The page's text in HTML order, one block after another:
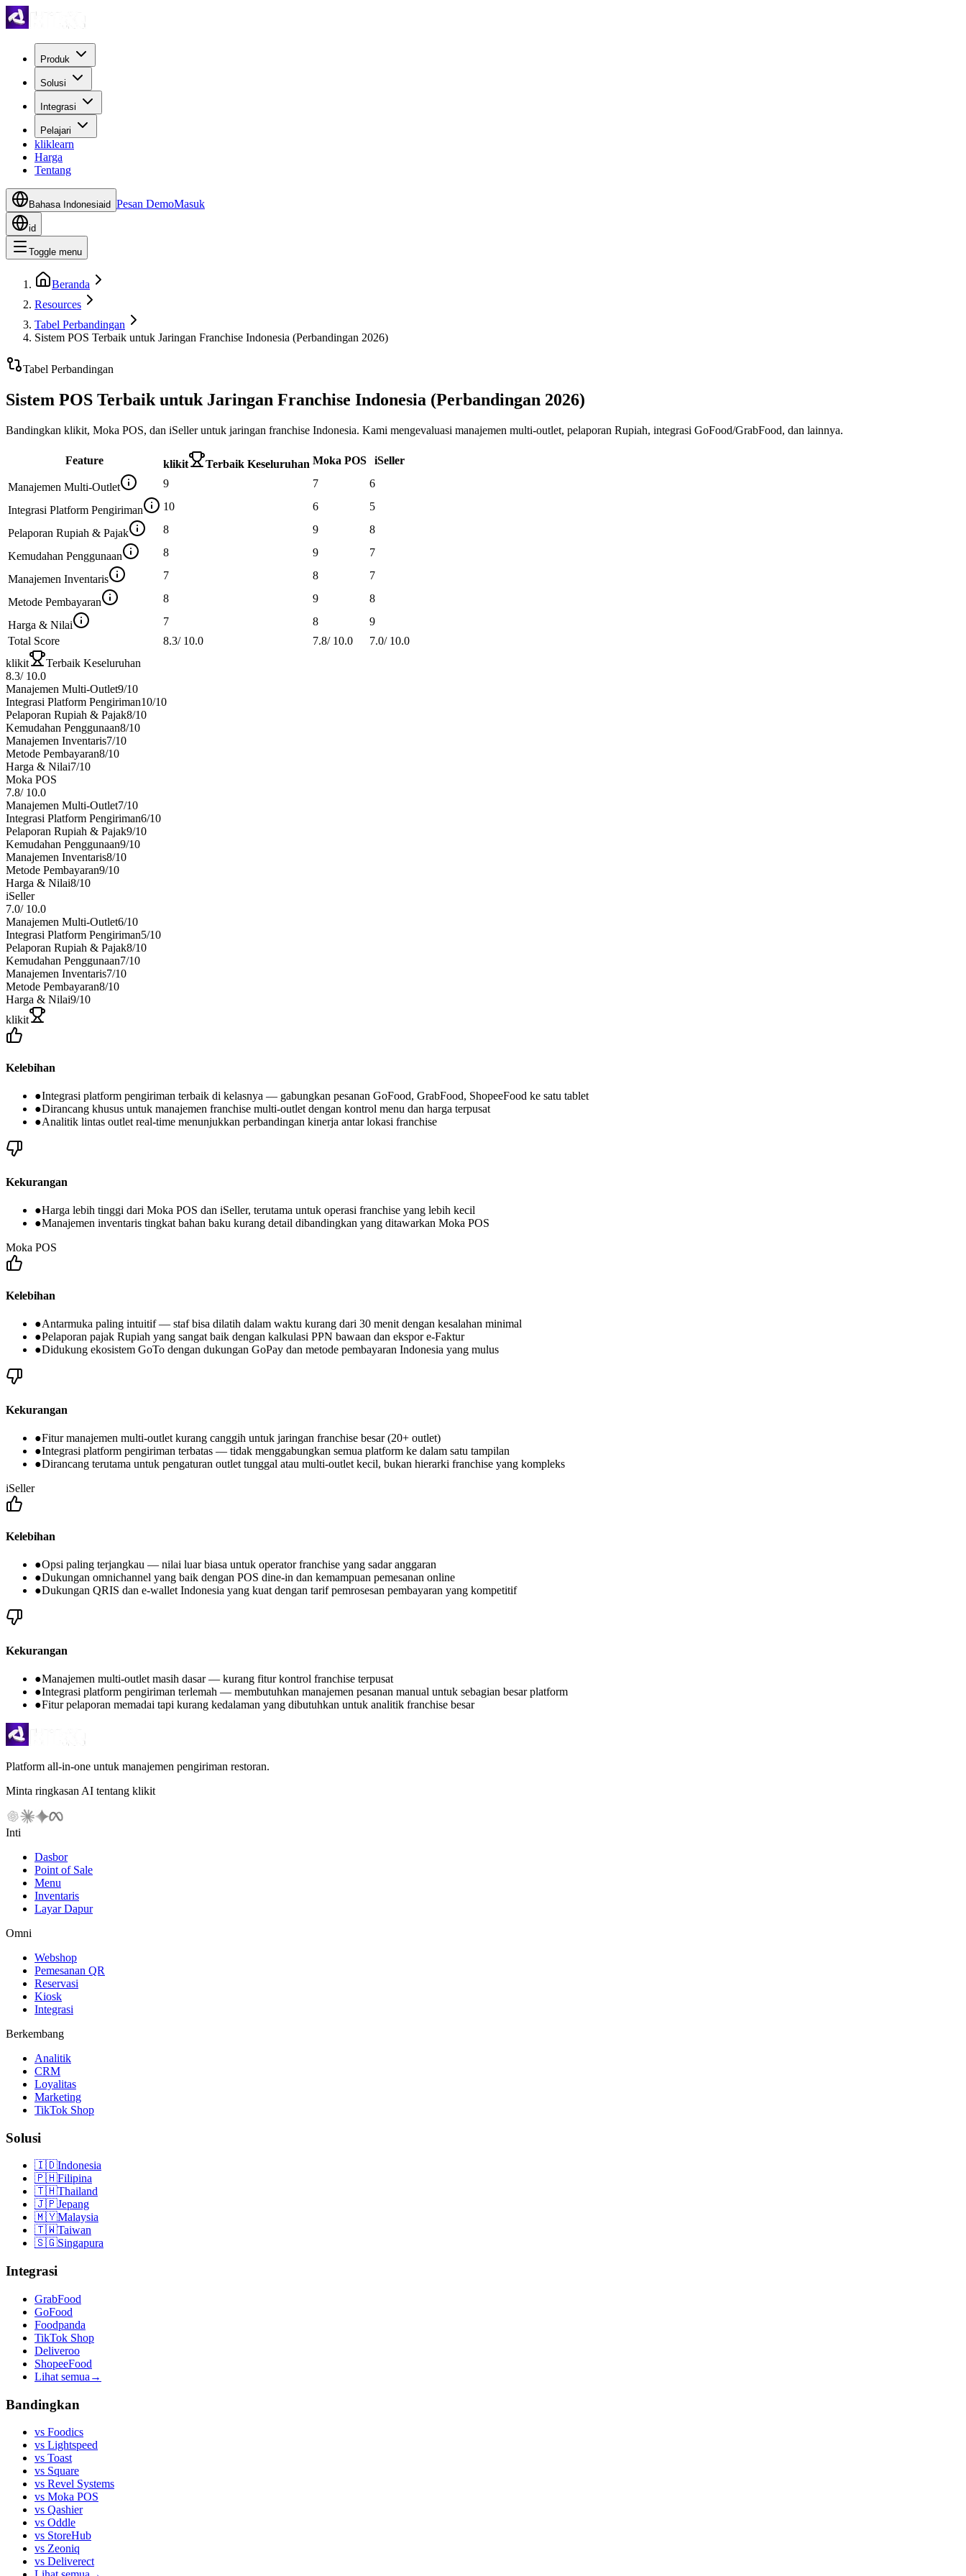
Produk
Solusi
Integrasi
Pelajari
kliklearn
Harga
Tentang
Bahasa Indonesiaid Pesan DemoMasuk
id
Toggle menu
Beranda
Resources
Tabel Perbandingan
Sistem POS Terbaik untuk Jaringan Franchise Indonesia (Perbandingan 2026)
Tabel Perbandingan
Sistem POS Terbaik untuk Jaringan Franchise Indonesia (Perbandingan 2026)
Bandingkan klikit, Moka POS, dan iSeller untuk jaringan franchise Indonesia. Kami mengevaluasi manajemen multi-outlet, pelaporan Rupiah, integrasi GoFood/GrabFood, dan lainnya.
Feature klikit Terbaik Keseluruhan Moka POS iSeller
Manajemen Multi-Outlet 9 7 6
Integrasi Platform Pengiriman 10 6 5
Pelaporan Rupiah & Pajak 8 9 8
Kemudahan Penggunaan 8 9 7
Manajemen Inventaris 7 8 7
Metode Pembayaran 8 9 8
Harga & Nilai 7 8
9
Total Score
8.3/ 10.0 7.8/ 10.0 7.0/ 10.0
klikit
Terbaik Keseluruhan
8.3/ 10.0
Manajemen Multi-Outlet9/10
Integrasi Platform Pengiriman10/10
Pelaporan Rupiah & Pajak8/10
Kemudahan Penggunaan8/10
Manajemen Inventaris7/10
Metode Pembayaran8/10
Harga & Nilai7/10
Moka POS
7.8/ 10.0
Manajemen Multi-Outlet7/10
Integrasi Platform Pengiriman6/10
Pelaporan Rupiah & Pajak9/10
Kemudahan Penggunaan9/10
Manajemen Inventaris8/10
Metode Pembayaran9/10
Harga & Nilai8/10
iSeller
7.0/ 10.0
Manajemen Multi-Outlet6/10
Integrasi Platform Pengiriman5/10
Pelaporan Rupiah & Pajak8/10
Kemudahan Penggunaan7/10
Manajemen Inventaris7/10
Metode Pembayaran8/10
Harga & Nilai9/10
klikit
Kelebihan
●Integrasi platform pengiriman terbaik di kelasnya — gabungkan pesanan GoFood, GrabFood, ShopeeFood ke satu tablet
●Dirancang khusus untuk manajemen franchise multi-outlet dengan kontrol menu dan harga terpusat
●Analitik lintas outlet real-time menunjukkan perbandingan kinerja antar lokasi franchise
Kekurangan
●Harga lebih tinggi dari Moka POS dan iSeller, terutama untuk operasi franchise yang lebih kecil
●Manajemen inventaris tingkat bahan baku kurang detail dibandingkan yang ditawarkan Moka POS
Moka POS
Kelebihan
●Antarmuka paling intuitif — staf bisa dilatih dalam waktu kurang dari 30 menit dengan kesalahan minimal
●Pelaporan pajak Rupiah yang sangat baik dengan kalkulasi PPN bawaan dan ekspor e-Faktur
●Didukung ekosistem GoTo dengan dukungan GoPay dan metode pembayaran Indonesia yang mulus
Kekurangan
●Fitur manajemen multi-outlet kurang canggih untuk jaringan franchise besar (20+ outlet)
●Integrasi platform pengiriman terbatas — tidak menggabungkan semua platform ke dalam satu tampilan
●Dirancang terutama untuk pengaturan outlet tunggal atau multi-outlet kecil, bukan hierarki franchise yang kompleks
iSeller
Kelebihan
●Opsi paling terjangkau — nilai luar biasa untuk operator franchise yang sadar anggaran
●Dukungan omnichannel yang baik dengan POS dine-in dan kemampuan pemesanan online
●Dukungan QRIS dan e-wallet Indonesia yang kuat dengan tarif pemrosesan pembayaran yang kompetitif
Kekurangan
●Manajemen multi-outlet masih dasar — kurang fitur kontrol franchise terpusat
●Integrasi platform pengiriman terlemah — membutuhkan manajemen pesanan manual untuk sebagian besar platform
●Fitur pelaporan memadai tapi kurang kedalaman yang dibutuhkan untuk analitik franchise besar
Platform all-in-one untuk manajemen pengiriman restoran.
Minta ringkasan AI tentang klikit
Inti
Dasbor
Point of Sale
Menu
Inventaris
Layar Dapur
Omni
Webshop
Pemesanan QR
Reservasi
Kiosk
Integrasi
Berkembang
Analitik
CRM
Loyalitas
Marketing
TikTok Shop
Solusi
🇮🇩Indonesia
🇵🇭Filipina
🇹🇭Thailand
🇯🇵Jepang
🇲🇾Malaysia
🇹🇼Taiwan
🇸🇬Singapura
Integrasi
GrabFood
GoFood
Foodpanda
TikTok Shop
Deliveroo
ShopeeFood
Lihat semua →
Bandingkan
vs Foodics
vs Lightspeed
vs Toast
vs Square
vs Revel Systems
vs Moka POS
vs Qashier
vs Oddle
vs StoreHub
vs Zeoniq
vs Deliverect